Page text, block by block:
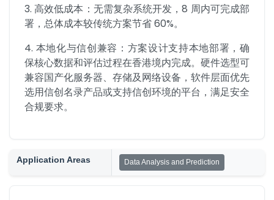
3. 高效低成本：无需复杂系统开发，8 周内可完成部
署，总体成本较传统方案节省 60%。
4. 本地化与信创兼容：方案设计支持本地部署，确
保核心数据和评估过程在香港境内完成。硬件选型可
兼容国产化服务器、存储及网络设备，软件层面优先
选用信创名录产品或支持信创环境的平台，满足安全
合规要求。
Application Areas Data Analysis and Prediction